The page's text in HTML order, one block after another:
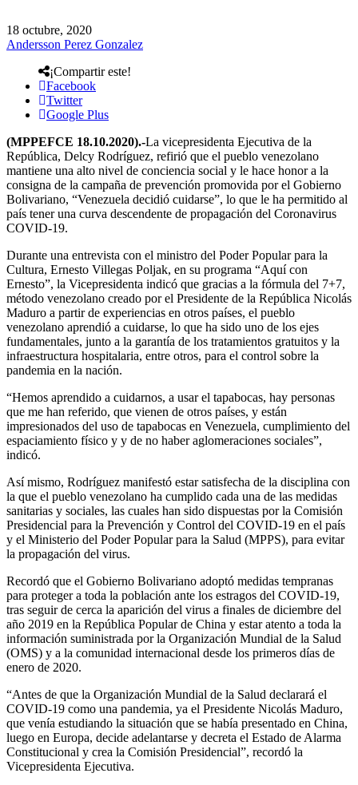
18 octubre, 2020
Andersson Perez Gonzalez
¡Compartir este!
Facebook
Twitter
Google Plus
(MPPEFCE 18.10.2020).-La vicepresidenta Ejecutiva de la
República, Delcy Rodríguez, refirió que el pueblo venezolano
mantiene una alto nivel de conciencia social y le hace honor a la
consigna de la campaña de prevención promovida por el Gobierno
Bolivariano, “Venezuela decidió cuidarse”, lo que le ha permitido al
país tener una curva descendente de propagación del Coronavirus
COVID-19.
Durante una entrevista con el ministro del Poder Popular para la
Cultura, Ernesto Villegas Poljak, en su programa “Aquí con
Ernesto”, la Vicepresidenta indicó que gracias a la fórmula del 7+7,
método venezolano creado por el Presidente de la República Nicolás
Maduro a partir de experiencias en otros países, el pueblo
venezolano aprendió a cuidarse, lo que ha sido uno de los ejes
fundamentales, junto a la garantía de los tratamientos gratuitos y la
infraestructura hospitalaria, entre otros, para el control sobre la
pandemia en la nación.
“Hemos aprendido a cuidarnos, a usar el tapabocas, hay personas
que me han referido, que vienen de otros países, y están
impresionados del uso de tapabocas en Venezuela, cumplimiento del
espaciamiento físico y y de no haber aglomeraciones sociales”,
indicó.
Así mismo, Rodríguez manifestó estar satisfecha de la disciplina con
la que el pueblo venezolano ha cumplido cada una de las medidas
sanitarias y sociales, las cuales han sido dispuestas por la Comisión
Presidencial para la Prevención y Control del COVID-19 en el país
y el Ministerio del Poder Popular para la Salud (MPPS), para evitar
la propagación del virus.
Recordó que el Gobierno Bolivariano adoptó medidas tempranas
para proteger a toda la población ante los estragos del COVID-19,
tras seguir de cerca la aparición del virus a finales de diciembre del
año 2019 en la República Popular de China y estar atento a toda la
información suministrada por la Organización Mundial de la Salud
(OMS) y a la comunidad internacional desde los primeros días de
enero de 2020.
“Antes de que la Organización Mundial de la Salud declarará el
COVID-19 como una pandemia, ya el Presidente Nicolás Maduro,
que venía estudiando la situación que se había presentado en China,
luego en Europa, decide adelantarse y decreta el Estado de Alarma
Constitucional y crea la Comisión Presidencial”, recordó la
Vicepresidenta Ejecutiva.